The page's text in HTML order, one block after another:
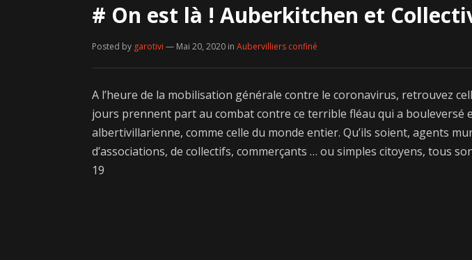
# On est là ! Auberkitchen et
Posted by garotivi — Mai 20, 2020 in Aubervilliers confiné
A l’heure de la mobilisation générale contre le coronavirus, retrouvez
jours prennent part au combat contre ce terrible fléau qui a bouleversé
albertivillarienne, comme celle du monde entier. Qu’ils soient, agents
d’associations, de collectifs, commerçants … ou simples citoyens, tous
19